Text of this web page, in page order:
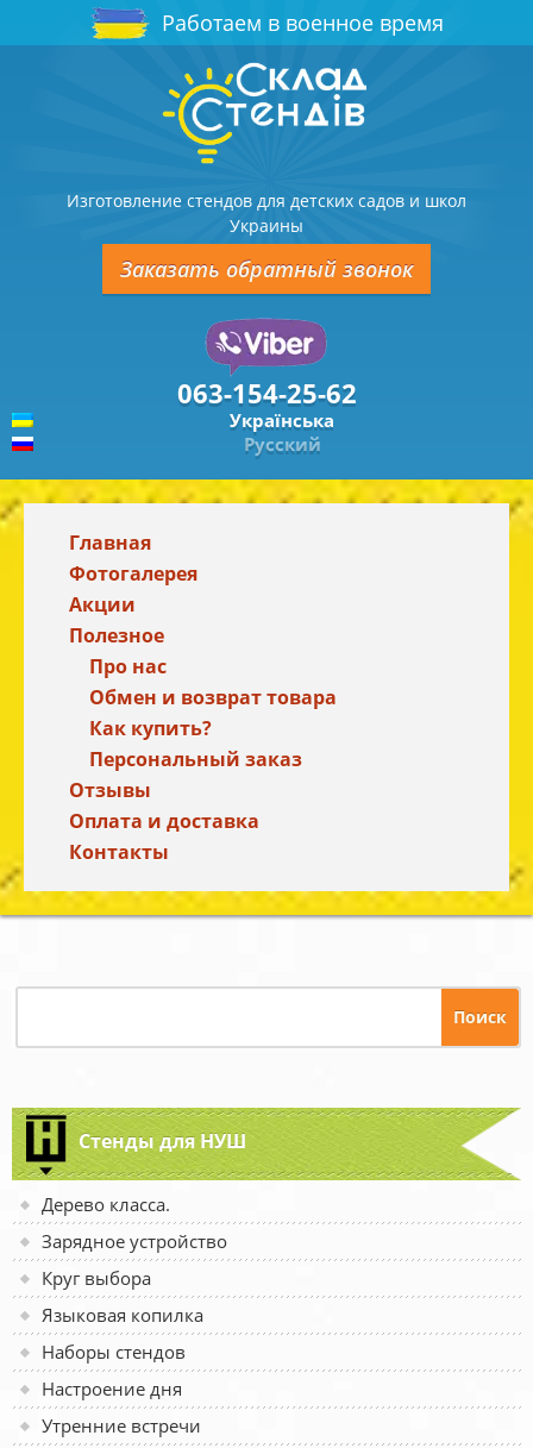
Работаем в военное время
Изготовление стендов для детских садов и школ
Украины
Заказать обратный звонок
063-154-25-62
Українська
Русский
Главная
Фотогалерея
Акции
Полезное
Про нас
Обмен и возврат товара
Как купить?
Персональный заказ
Отзывы
Оплата и доставка
Контакты
Стенды для НУШ
Дерево класса.
Зарядное устройство
Круг выбора
Языковая копилка
Наборы стендов
Настроение дня
Утренние встречи